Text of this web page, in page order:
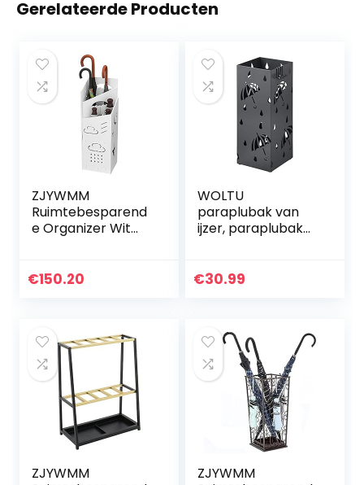
Gerelateerde Producten
ZJYWMM
Ruimtebesparend
e Organizer Wit
Paraplu Stand met
Restaurant Pub
Paraplu Emmer
€150.20
WOLTU
paraplubak van
ijzer, paraplubak
4 haken voor
rechthoek
SST02an
€30.99
ZJYWMM
ZJYWMM